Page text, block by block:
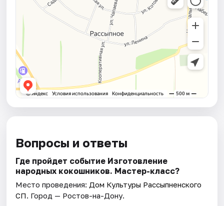
Вопросы и ответы
Где пройдет событие Изготовление
народных кокошников. Мастер-класс?
Место проведения: Дом Культуры Рассыпненского
СП. Город — Ростов-на-Дону.